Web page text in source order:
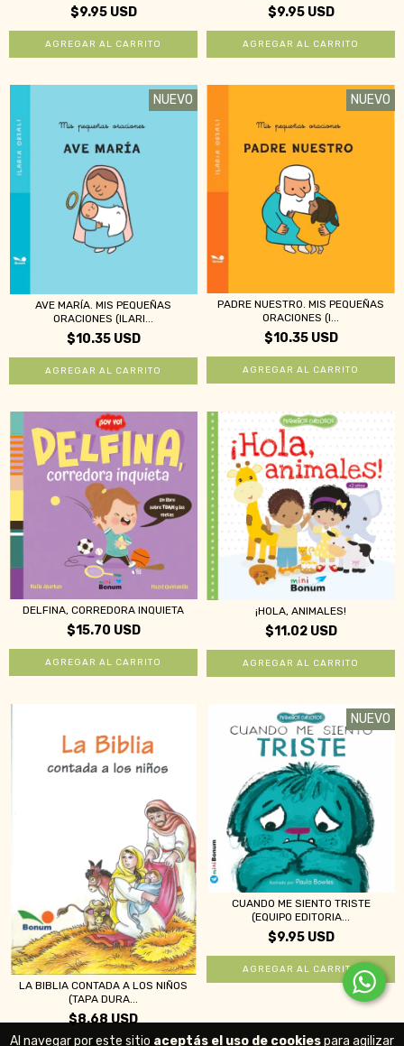
Al navegar por este sitio aceptás el uso de cookiespara agilizar
$9.95 USD $9.95 USD
NUEVO
AVE MARÍA. MIS PEQUEÑAS
ORACIONES (ILARI...
$10.35 USD
NUEVO
PADRE NUESTRO. MIS PEQUEÑAS
ORACIONES (I...
$10.35 USD
DELFINA, CORREDORA INQUIETA
$15.70 USD
¡HOLA, ANIMALES!
$11.02 USD
LA BIBLIA CONTADA A LOS NIÑOS
(TAPA DURA...
$8.68 USD
NUEVO
CUANDO ME SIENTO TRISTE
(EQUIPO EDITORIA...
$9.95 USD